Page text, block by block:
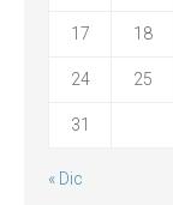
17 18
24 25
31
« Dic